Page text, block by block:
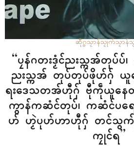
ဆဵုဂ္ဗသၟာန်သၟုက်သၟာန်
“ပၠန်ဂတးဒၟံၚ်ညးသ္ကအ်တုပ်ပ်၊
ညးသ္ကအ် တုပ်တုပ်ဖိုဟ်ဂှ် ယူ
ရးဒေသတအ်ဟီုဂှ် ဗီုကဵုယူနေ
ကွာန်ကဆံၚ်တုပ်၊ ကဆံၚ်ပရ
ဟ် ဟၟဲပုဟ်ဟာဟီုဂှ် တၚ်သွက်ဂွံ
ကၠုၚ်ရ”